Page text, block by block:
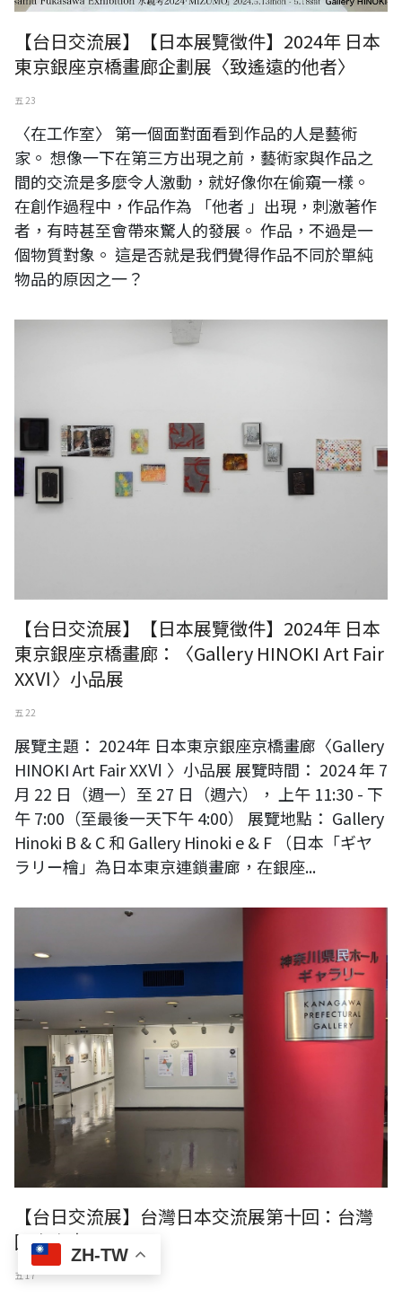
ZH-TW
【台日交流展】【日本展覽徵件】2024年 日本
東京銀座京橋畫廊企劃展〈致遙遠的他者〉
五 23
〈在工作室〉 第一個面對面看到作品的人是藝術
家。 想像一下在第三方出現之前，藝術家與作品之
間的交流是多麼令人激動，就好像你在偷窺一樣。
在創作過程中，作品作為 「他者 」出現，刺激著作
者，有時甚至會帶來驚人的發展。 作品，不過是一
個物質對象。 這是否就是我們覺得作品不同於單純
物品的原因之一？
【台日交流展】【日本展覽徵件】2024年 日本
東京銀座京橋畫廊：〈Gallery HINOKI Art Fair
XXⅥ〉小品展
五 22
展覽主題： 2024年 日本東京銀座京橋畫廊〈Gallery
HINOKI Art Fair XXⅥ 〉小品展 展覽時間： 2024 年 7
月 22 日（週一）至 27 日（週六）， 上午 11:30 - 下
午 7:00（至最後一天下午 4:00） 展覽地點： Gallery
Hinoki B & C 和 Gallery Hinoki e & F （日本「ギヤ
ラリー檜」為日本東京連鎖畫廊，在銀座...
【台日交流展】台灣日本交流展第十回：台灣
國際書畫展
五 17